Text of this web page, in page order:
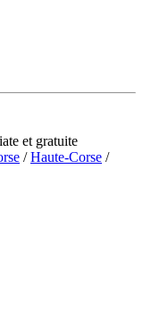
et gratuite
/Haute-Corse /